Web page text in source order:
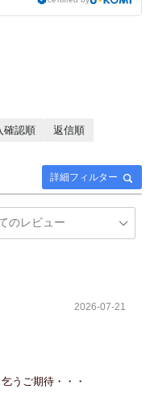
詳細フィルター
確認順
返信順
2026-07-21
うご期待・・・